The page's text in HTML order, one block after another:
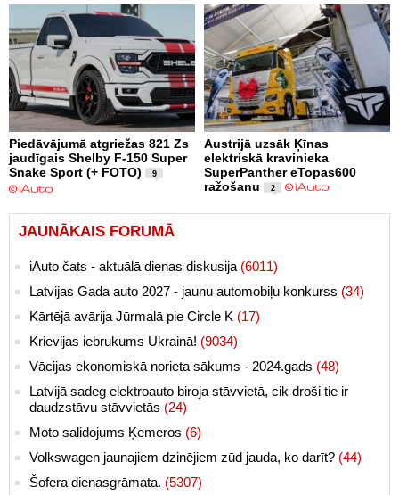
Piedāvājumā atgriežas 821 Zs
jaudīgais Shelby F-150 Super
Snake Sport (+ FOTO)
9
Austrijā uzsāk Ķīnas
elektriskā kravinieka
SuperPanther eTopas600
ražošanu
2
JAUNĀKAIS FORUMĀ
iAuto čats - aktuālā dienas diskusija (6011)
Latvijas Gada auto 2027 - jaunu automobiļu konkurss (34)
Kārtējā avārija Jūrmalā pie Circle K (17)
Krievijas iebrukums Ukrainā! (9034)
Vācijas ekonomiskā norieta sākums - 2024.gads (48)
Latvijā sadeg elektroauto biroja stāvvietā, cik droši tie ir
daudzstāvu stāvvietās (24)
Moto salidojums Ķemeros (6)
Volkswagen jaunajiem dzinējiem zūd jauda, ko darīt? (44)
Šofera dienasgrāmata. (5307)